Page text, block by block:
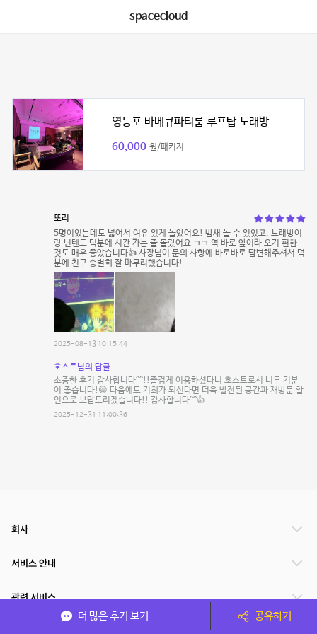
spacecloud
영등포 바베큐파티룸 루프탑 노래방
60,000 원/패키지
또리
5명이었는데도 넓어서 여유 있게 놀았어요! 밤새 놀 수 있었고, 노래방이
랑 닌텐도 덕분에 시간 가는 줄 몰랐어요 ㅋㅋ 역 바로 앞이라 오기 편한
것도 매우 좋았습니다👍 사장님이 문의 사항에 바로바로 답변해주셔서 덕
분에 친구 송별회 잘 마무리했습니다!
2025-08-13 10:15:44
호스트님의 답글
소중한 후기 감사합니다^^!!즐겁게 이용하셨다니 호스트로서 너무 기분
이 좋습니다!😄 다음에도 기회가 되신다면 더욱 발전된 공간과 재방문 할
인으로 보답드리겠습니다!! 감사합니다^^👍
2025-12-31 11:00:36
더 많은 후기 보기 공유하기
회사
서비스 안내
관련 서비스